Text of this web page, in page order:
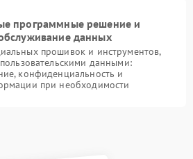
программные решение и
данных
прошивок и инструментов,
данными:
конфиденциальность и
при необходимости